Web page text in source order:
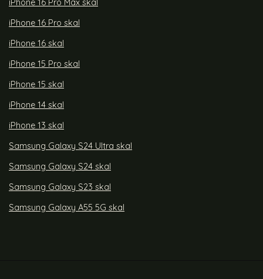
iPhone 16 Pro Max skal
iPhone 16 Pro skal
iPhone 16 skal
iPhone 15 Pro skal
iPhone 15 skal
iPhone 14 skal
iPhone 13 skal
Samsung Galaxy S24 Ultra skal
Samsung Galaxy S24 skal
Samsung Galaxy S23 skal
Samsung Galaxy A55 5G skal